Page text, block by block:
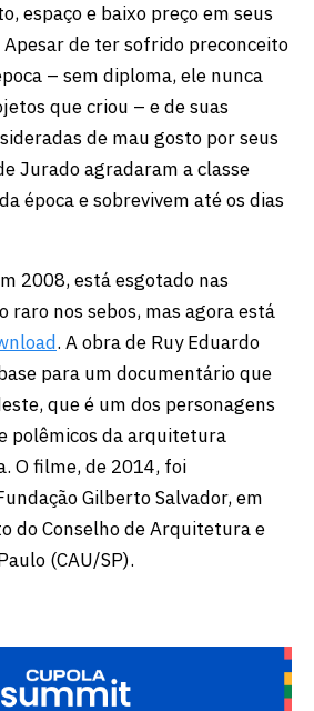
espaço e baixo preço em seus
de ter sofrido preconceito
– sem diploma, ele nunca
que criou – e de suas
de mau gosto por seus
Jurado agradaram a classe
época e sobrevivem até os dias
2008, está esgotado nas
raro nos sebos, mas agora está
. A obra de Ruy Eduardo
para um documentário que
que é um dos personagens
polêmicos da arquitetura
O filme, de 2014, foi
Gilberto Salvador, em
do Conselho de Arquitetura e
(CAU/SP).